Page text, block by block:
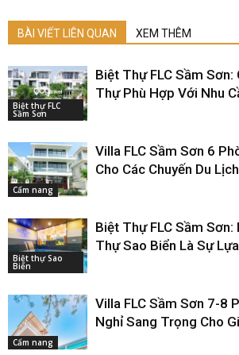
BÀI VIẾT LIÊN QUAN XEM THÊM
Biệt thự FLC
Sầm Sơn
Biệt Thự FLC Sầm Sơn:
Thự Phù Hợp Với Nhu
Cẩm nang
Villa FLC Sầm Sơn 6
Cho Các Chuyến Du
Biệt thự Sao
Biển
Biệt Thự FLC Sầm
Thự Sao Biển Là Sự
Cẩm nang
Villa FLC Sầm Sơn 7-8
Nghỉ Sang Trọng Cho